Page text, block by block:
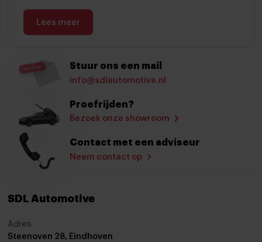
Lees meer
Stuur ons een mail
info@sdlautomotive.nl
Proefrijden?
Bezoek onze showroom
Contact met een adviseur
Neem contact op
SDL Automotive
Adres
Steenoven 28, Eindhoven